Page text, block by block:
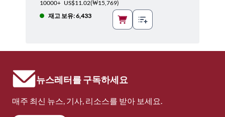
10000+ US$11.02(₩15,769)
재고 보유: 6,433
뉴스레터를 구독하세요
매주 최신 뉴스, 기사, 리소스를 받아 보세요.